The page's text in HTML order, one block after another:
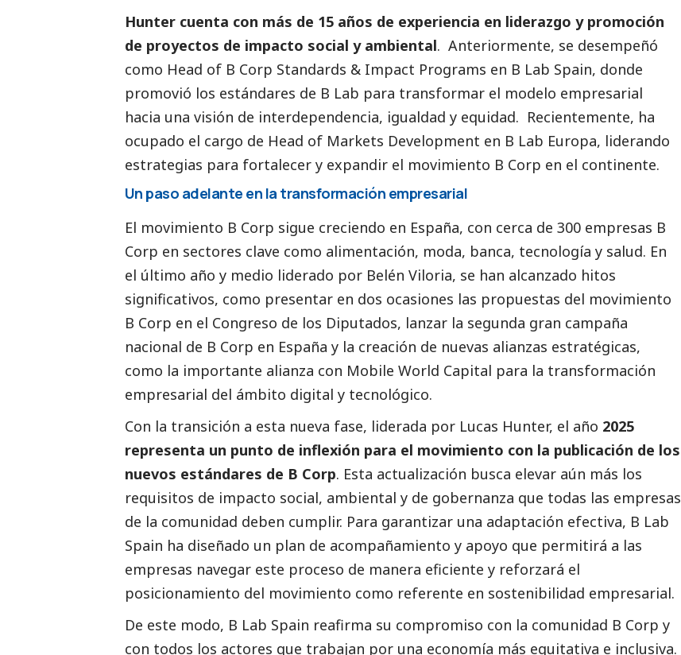
Hunter cuenta con más de 15 años de experiencia en liderazgo y promoción
de proyectos de impacto social y ambiental. Anteriormente, se desempeñó
como Head of B Corp Standards & Impact Programs en B Lab Spain, donde
promovió los estándares de B Lab para transformar el modelo empresarial
hacia una visión de interdependencia, igualdad y equidad. Recientemente, ha
ocupado el cargo de Head of Markets Development en B Lab Europa, liderando
estrategias para fortalecer y expandir el movimiento B Corp en el continente.
Un paso adelante en la transformación empresarial
El movimiento B Corp sigue creciendo en España, con cerca de 300 empresas B
Corp en sectores clave como alimentación, moda, banca, tecnología y salud. En
el último año y medio liderado por Belén Viloria, se han alcanzado hitos
significativos, como presentar en dos ocasiones las propuestas del movimiento
B Corp en el Congreso de los Diputados, lanzar la segunda gran campaña
nacional de B Corp en España y la creación de nuevas alianzas estratégicas,
como la importante alianza con Mobile World Capital para la transformación
empresarial del ámbito digital y tecnológico.
Con la transición a esta nueva fase, liderada por Lucas Hunter, el año 2025
representa un punto de inflexión para el movimiento con la publicación de los
nuevos estándares de B Corp. Esta actualización busca elevar aún más los
requisitos de impacto social, ambiental y de gobernanza que todas las empresas
de la comunidad deben cumplir. Para garantizar una adaptación efectiva, B Lab
Spain ha diseñado un plan de acompañamiento y apoyo que permitirá a las
empresas navegar este proceso de manera eficiente y reforzará el
posicionamiento del movimiento como referente en sostenibilidad empresarial.
De este modo, B Lab Spain reafirma su compromiso con la comunidad B Corp y
con todos los actores que trabajan por una economía más equitativa e inclusiva.